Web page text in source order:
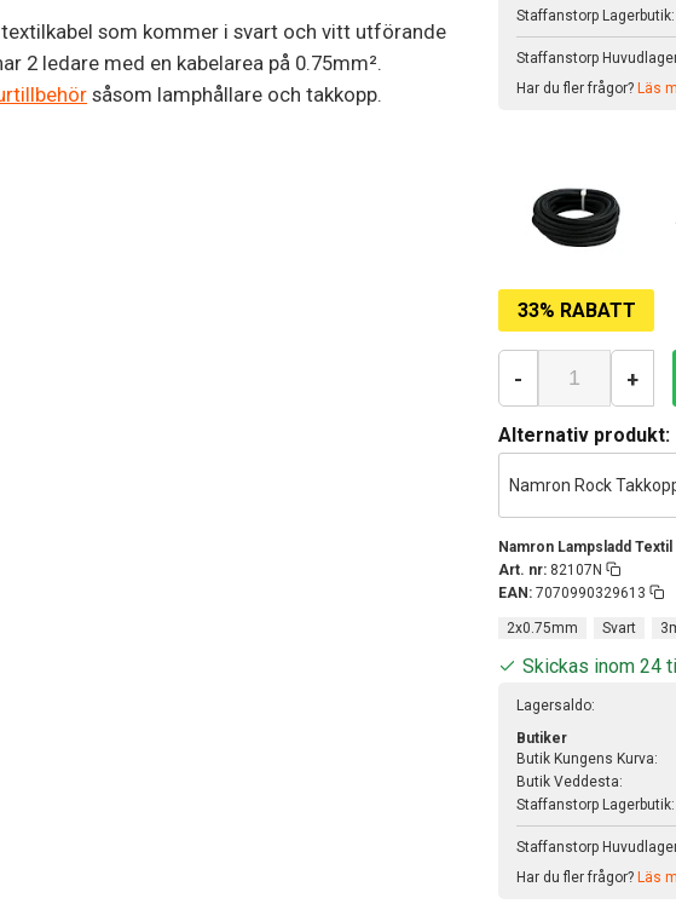
textilkabel som kommer i svart och vitt utförande
2 ledare med en kabelarea på 0.75mm².
såsom lamphållare och takkopp.
Staffanstorp Lagerbutik:
Staffanstorp
Har du fler frågor? Läs
33% RABATT
Namron Lampsladd
Art. nr: 82107N
EAN: 7070990329613
- +
2x0.75mm Svart
Alternativ produkt:
Namron Rock
Skickas inom 24
Lagersaldo:
Butiker
Butik Kungens Kurva:
Butik Veddesta:
Staffanstorp Lagerbutik:
Staffanstorp
Har du fler frågor? Läs